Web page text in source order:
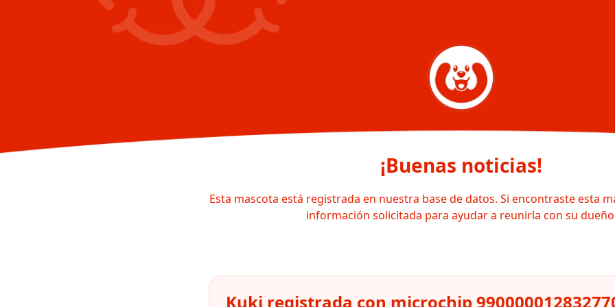
¡Buenas noticias!
Esta mascota está registrada en nuestra base de datos. Si encontraste esta
información solicitada para ayudar a reunirla con su
Kuki registrada con microchip